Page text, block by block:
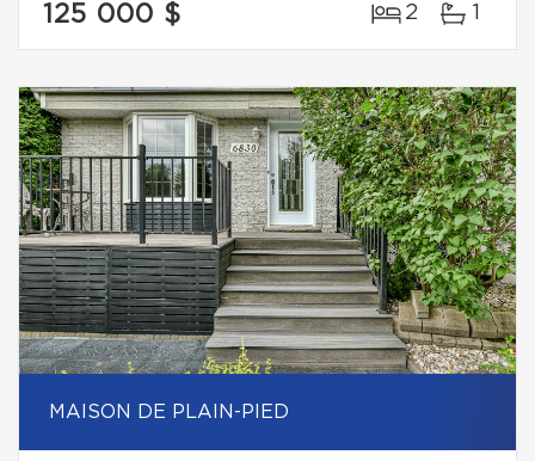
125 000 $ 2 1
MAISON DE PLAIN-PIED